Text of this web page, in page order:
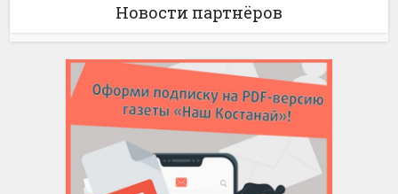
Новости партнёров